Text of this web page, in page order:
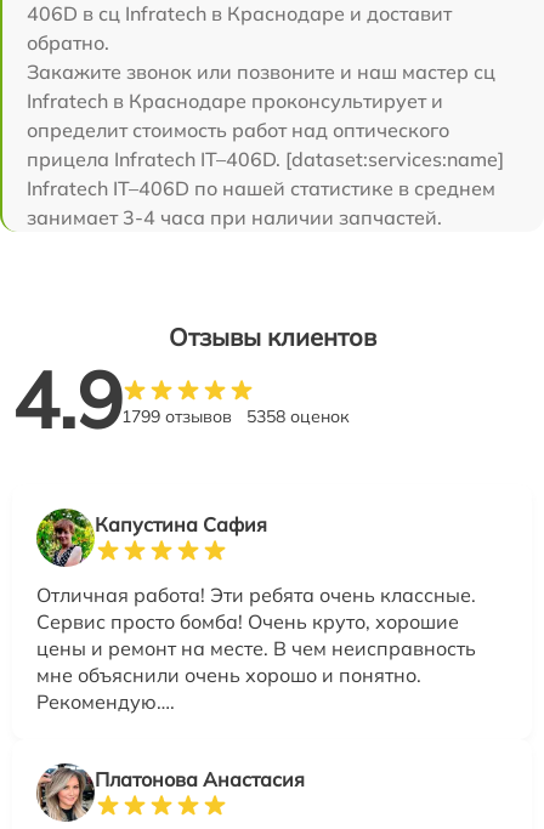
406D в сц Infratech в Краснодаре и доставит
обратно.
Закажите звонок или позвоните и наш мастер сц
Infratech в Краснодаре проконсультирует и
определит стоимость работ над оптического
прицела Infratech IT–406D. [dataset:services:name]
Infratech IT–406D по нашей статистике в среднем
занимает 3-4 часа при наличии запчастей.
Отзывы клиентов
4.91799 отзывов 5358 оценок
Капустина Сафия
Отличная работа! Эти ребята очень классные.
Сервис просто бомба! Очень круто, хорошие
цены и ремонт на месте. В чем неисправность
мне объяснили очень хорошо и понятно.
Рекомендую….
Платонова Анастасия